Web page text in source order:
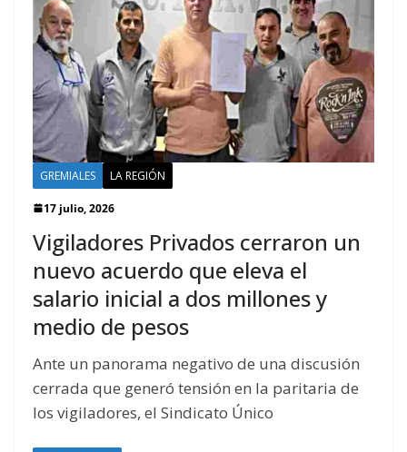
GREMIALES LA REGIÓN
17 julio, 2026
Vigiladores Privados cerraron un
nuevo acuerdo que eleva el
salario inicial a dos millones y
medio de pesos
Ante un panorama negativo de una discusión
cerrada que generó tensión en la paritaria de
los vigiladores, el Sindicato Único